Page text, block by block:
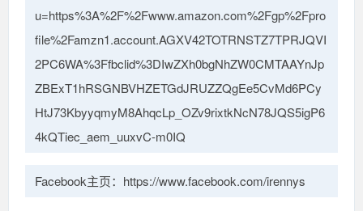
u=https%3A%2F%2Fwww.amazon.com%2Fgp%2Fpro
file%2Famzn1.account.AGXV42TOTRNSTZ7TPRJQVI
2PC6WA%3Ffbclid%3DIwZXh0bgNhZW0CMTAAYnJp
ZBExT1hRSGNBVHZETGdJRUZZQgEe5CvMd6PCy
HtJ73KbyyqmyM8AhqcLp_OZv9rixtkNcN78JQS5igP6
4kQTiec_aem_uuxvC-m0IQ
Facebook主页：https://www.facebook.com/irennys